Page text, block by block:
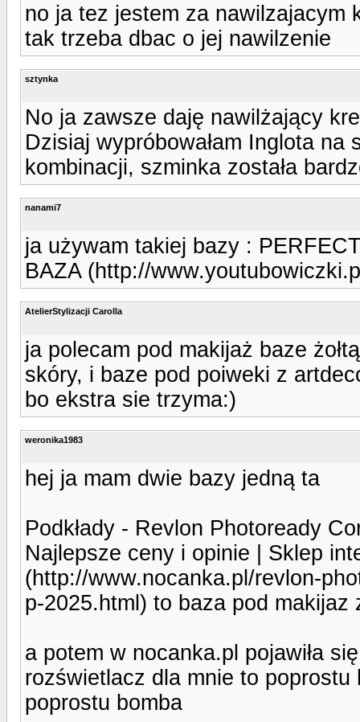
no ja tez jestem za nawilzajacym
tak trzeba dbac o jej nawilzenie
sztynka
No ja zawsze daję nawilżający
Dzisiaj wypróbowałam Inglota na
kombinacji, szminka została
nanami7
ja używam takiej bazy :
BAZA (http://
AtelierStylizacji Carolla
ja polecam pod makijaż baze
skóry, i baze pod poiweki z
bo ekstra sie trzyma:)
weronika1983
hej ja mam dwie bazy jedną ta
Podkłady - Revlon Photoready
Najlepsze ceny i opinie | Sklep
(http://www.nocanka.pl/revlon-
p-2025.html) to baza pod makijaz
a potem w nocanka.pl pojawiła
rozświetlacz dla mnie to
poprostu bomba